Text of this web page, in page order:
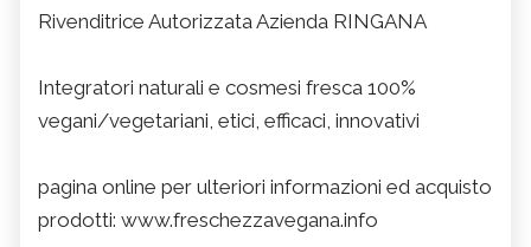
Rivenditrice Autorizzata Azienda RINGANA
Integratori naturali e cosmesi fresca 100%
vegani/vegetariani, etici, efficaci, innovativi
pagina online per ulteriori informazioni ed acquisto
prodotti: www.freschezzavegana.info